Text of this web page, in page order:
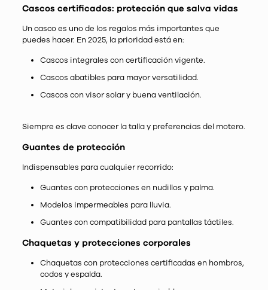
Cascos certificados: protección que salva vidas
Un casco es uno de los regalos más importantes que
puedes hacer. En 2025, la prioridad está en:
Cascos integrales con certificación vigente.
Cascos abatibles para mayor versatilidad.
Cascos con visor solar y buena ventilación.
Siempre es clave conocer la talla y preferencias del motero.
Guantes de protección
Indispensables para cualquier recorrido:
Guantes con protecciones en nudillos y palma.
Modelos impermeables para lluvia.
Guantes con compatibilidad para pantallas táctiles.
Chaquetas y protecciones corporales
Chaquetas con protecciones certificadas en hombros,
codos y espalda.